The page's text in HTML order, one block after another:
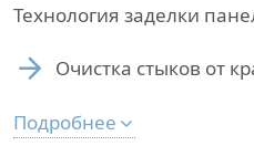
Технология заделки
Очистка стыков от
Подробнее